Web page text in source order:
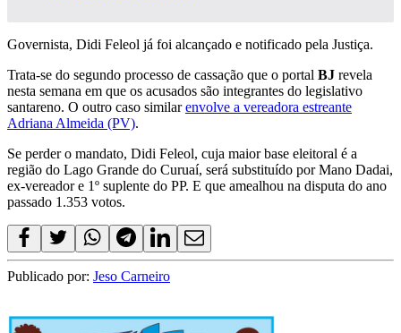
Governista, Didi Feleol já foi alcançado e notificado pela Justiça.
Trata-se do segundo processo de cassação que o portal BJ revela
nesta semana em que os acusados são integrantes do legislativo
santareno. O outro caso similarenvolve a vereadora estreante
Adriana Almeida (PV).
Se perder o mandato, Didi Feleol, cuja maior base eleitoral é a
região do Lago Grande do Curuaí, será substituído por Mano Dadai,
ex-vereador e 1º suplente do PP. E que amealhou na disputa do ano
passado 1.353 votos.
Publicado por: Jeso Carneiro